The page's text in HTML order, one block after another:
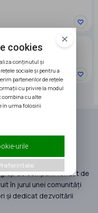
DE VANZARE
de companii fondat de
în jurul unei comunități
și dedicat dezvoltării
cookies
conținutul și
sociale și pentru a
partenerilor de rețele
cu privire la modul
combina cu alte
în urma folosirii
urile